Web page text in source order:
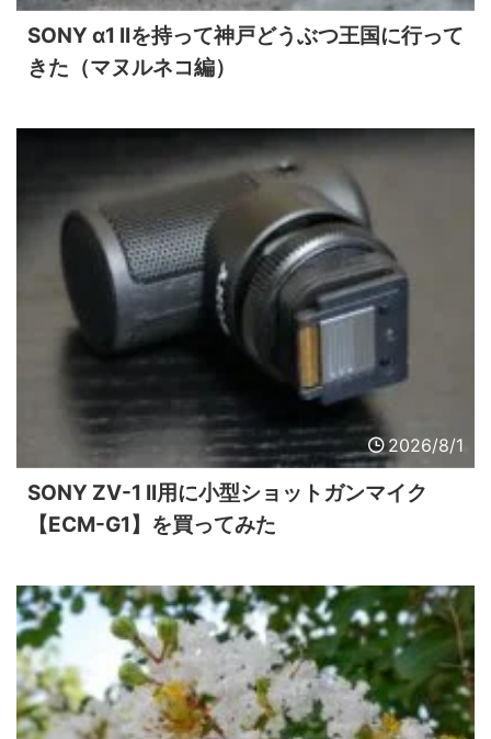
SONY α1 IIを持って神戸どうぶつ王国に行って
きた（マヌルネコ編）
2026/8/1
SONY ZV-1 II用に小型ショットガンマイク
【ECM-G1】を買ってみた